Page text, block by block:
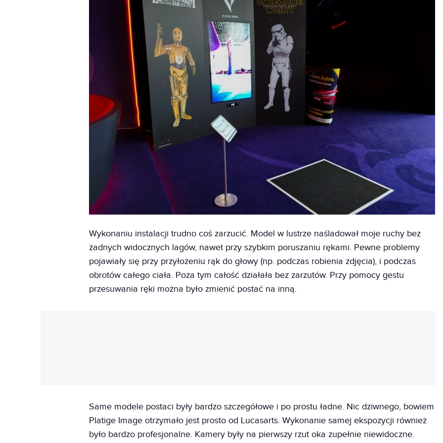
Wykonaniu instalacji trudno coś zarzucić. Model w lustrze naśladował moje ruchy bez
żadnych widocznych lagów, nawet przy szybkim poruszaniu rękami. Pewne problemy
pojawiały się przy przyłożeniu rąk do głowy (np. podczas robienia zdjęcia), i podczas
obrotów całego ciała. Poza tym całość działała bez zarzutów. Przy pomocy gestu
przesuwania ręki można było zmienić postać na inną.
Same modele postaci były bardzo szczegółowe i po prostu ładne. Nic dziwnego, bowiem
Platige Image otrzymało jest prosto od Lucasarts. Wykonanie samej ekspozycji również
było bardzo profesjonalne. Kamery były na pierwszy rzut oka zupełnie niewidoczne.